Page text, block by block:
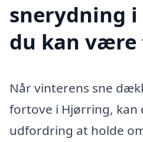
snerydning
du kan være
Når vinterens sne
fortove i Hjørring, kan
udfordring at holde